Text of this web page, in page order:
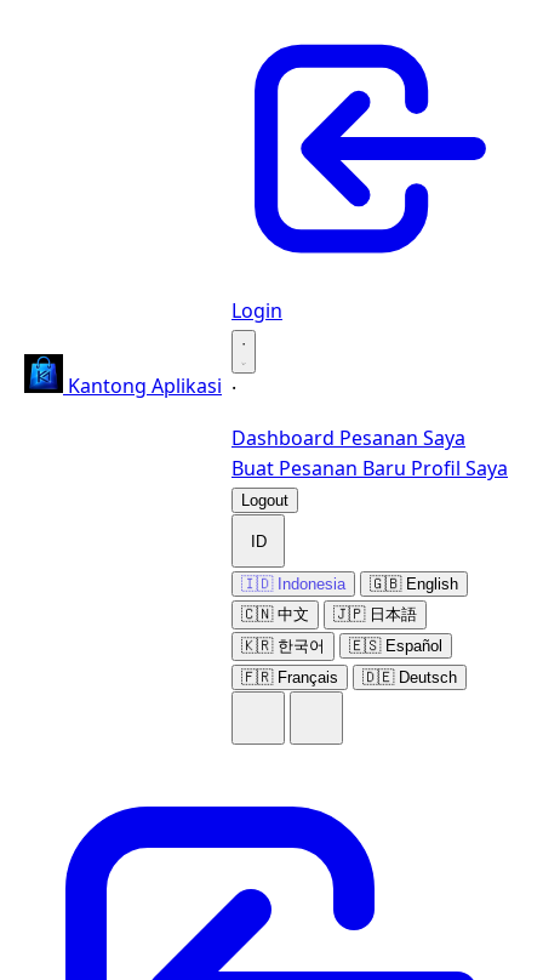
Kantong Aplikasi
Login
·
·
Dashboard Pesanan Saya
Buat Pesanan Baru Profil Saya
Logout
ID
🇮🇩 Indonesia
🇬🇧 English
🇨🇳 中文
🇯🇵 日本語
🇰🇷 한국어
🇪🇸 Español
🇫🇷 Français
🇩🇪 Deutsch